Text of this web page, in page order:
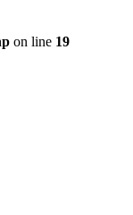
on line 19